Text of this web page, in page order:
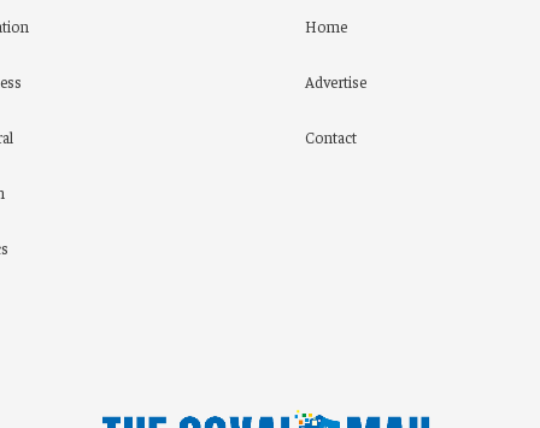
Home
Advertise
Contact